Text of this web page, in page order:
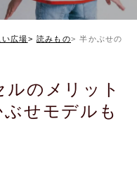
広場 読みもの 半かぶせのラ
のメリット
せモデルも